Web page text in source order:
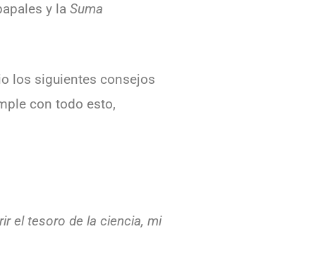
y la Suma
los siguientes consejos
con todo esto,
el tesoro de la ciencia, mi